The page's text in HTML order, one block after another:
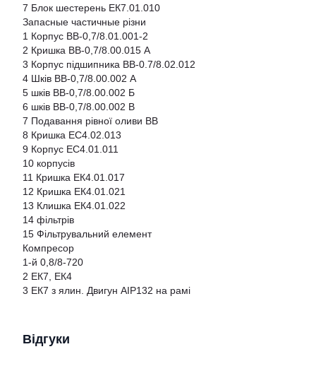
7 Блок шестерень ЕК7.01.010
Запасные частичные різни
1 Корпус ВВ-0,7/8.01.001-2
2 Кришка ВВ-0,7/8.00.015 А
3 Корпус підшипника ВВ-0.7/8.02.012
4 Шків ВВ-0,7/8.00.002 А
5 шків ВВ-0,7/8.00.002 Б
6 шків ВВ-0,7/8.00.002 В
7 Подавання рівної оливи ВВ
8 Кришка EC4.02.013
9 Корпус EC4.01.011
10 корпусів
11 Кришка ЕК4.01.017
12 Кришка ЕК4.01.021
13 Клишка ЕК4.01.022
14 фільтрів
15 Фільтрувальний елемент
Компресор
1-й 0,8/8-720
2 ЕК7, ЕК4
3 ЕК7 з ялин. Двигун АІР132 на рамі
Відгуки